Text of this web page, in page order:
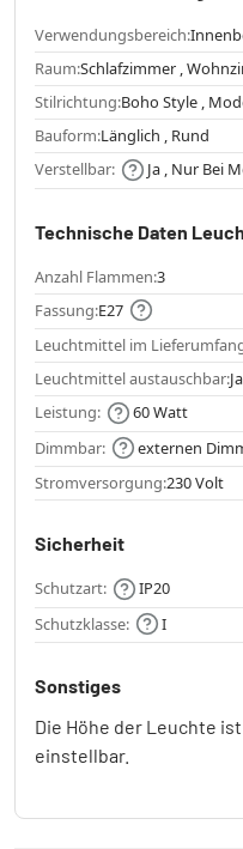
Verwendungsbereich:
Raum:Schlafzimmer ,
Stilrichtung:Boho Style ,
Bauform:Länglich , Rund
Verstellbar:
Ja , Nur Bei
Technische Daten
Anzahl Flammen:3
Fassung:E27
Leuchtmittel im
Leuchtmittel austauschbar:Ja
Leistung:
60 Watt
Dimmbar:
externen
Stromversorgung:230 Volt
Sicherheit
Schutzart:
IP20
Schutzklasse:
I
Sonstiges
Die Höhe der Leuchte
einstellbar.